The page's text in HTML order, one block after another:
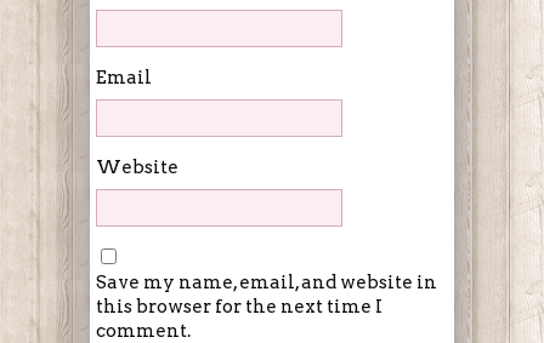
Email
Website
Save my name, email, and website in
this browser for the next time I
comment.